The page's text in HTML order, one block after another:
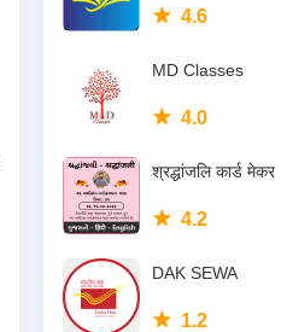
4.6
MD Classes
4.0
श्रद्धांजलि कार्ड मेकर
4.2
DAK SEWA
1.2